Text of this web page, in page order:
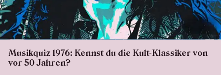
Musikquiz 1976: Kennst du die Kult-Klassiker von
vor 50 Jahren?